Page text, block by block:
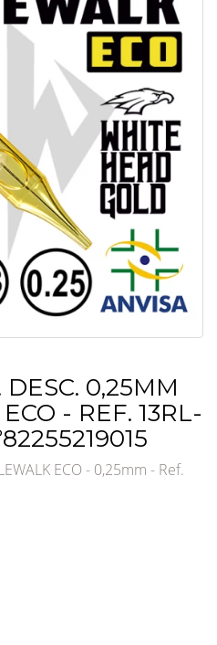
DESC. 0,25MM
- REF. 13RL-
ECO - 0,25mm - Ref.